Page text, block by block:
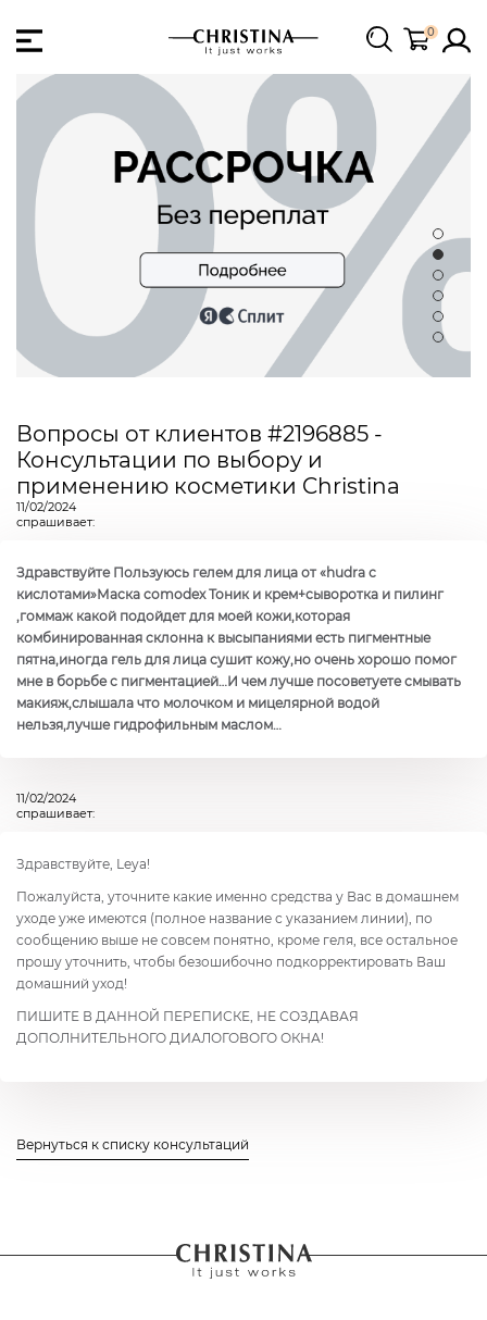
0
Вопросы от клиентов #2196885 -
Консультации по выбору и
применению косметики Christina
11/02/2024
спрашивает:
Здравствуйте Пользуюсь гелем для лица от «hudra с
кислотами»Маска comodex Тоник и крем+сыворотка и пилинг
,гоммаж какой подойдет для моей кожи,которая
комбинированная склонна к высыпаниями есть пигментные
пятна,иногда гель для лица сушит кожу,но очень хорошо помог
мне в борьбе с пигментацией…И чем лучше посоветуете смывать
макияж,слышала что молочком и мицелярной водой
нельзя,лучше гидрофильным маслом…
11/02/2024
спрашивает:
Здравствуйте, Leya!
Пожалуйста, уточните какие именно средства у Вас в домашнем
уходе уже имеются (полное название с указанием линии), по
сообщению выше не совсем понятно, кроме геля, все остальное
прошу уточнить, чтобы безошибочно подкорректировать Ваш
домашний уход!
ПИШИТЕ В ДАННОЙ ПЕРЕПИСКЕ, НЕ СОЗДАВАЯ
ДОПОЛНИТЕЛЬНОГО ДИАЛОГОВОГО ОКНА!
Вернуться к списку консультаций